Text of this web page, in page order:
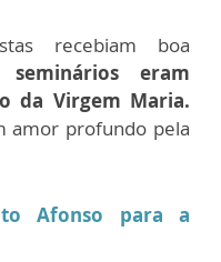
recebiam boa
seminários eram
da Virgem Maria.
amor profundo pela
Afonso para a